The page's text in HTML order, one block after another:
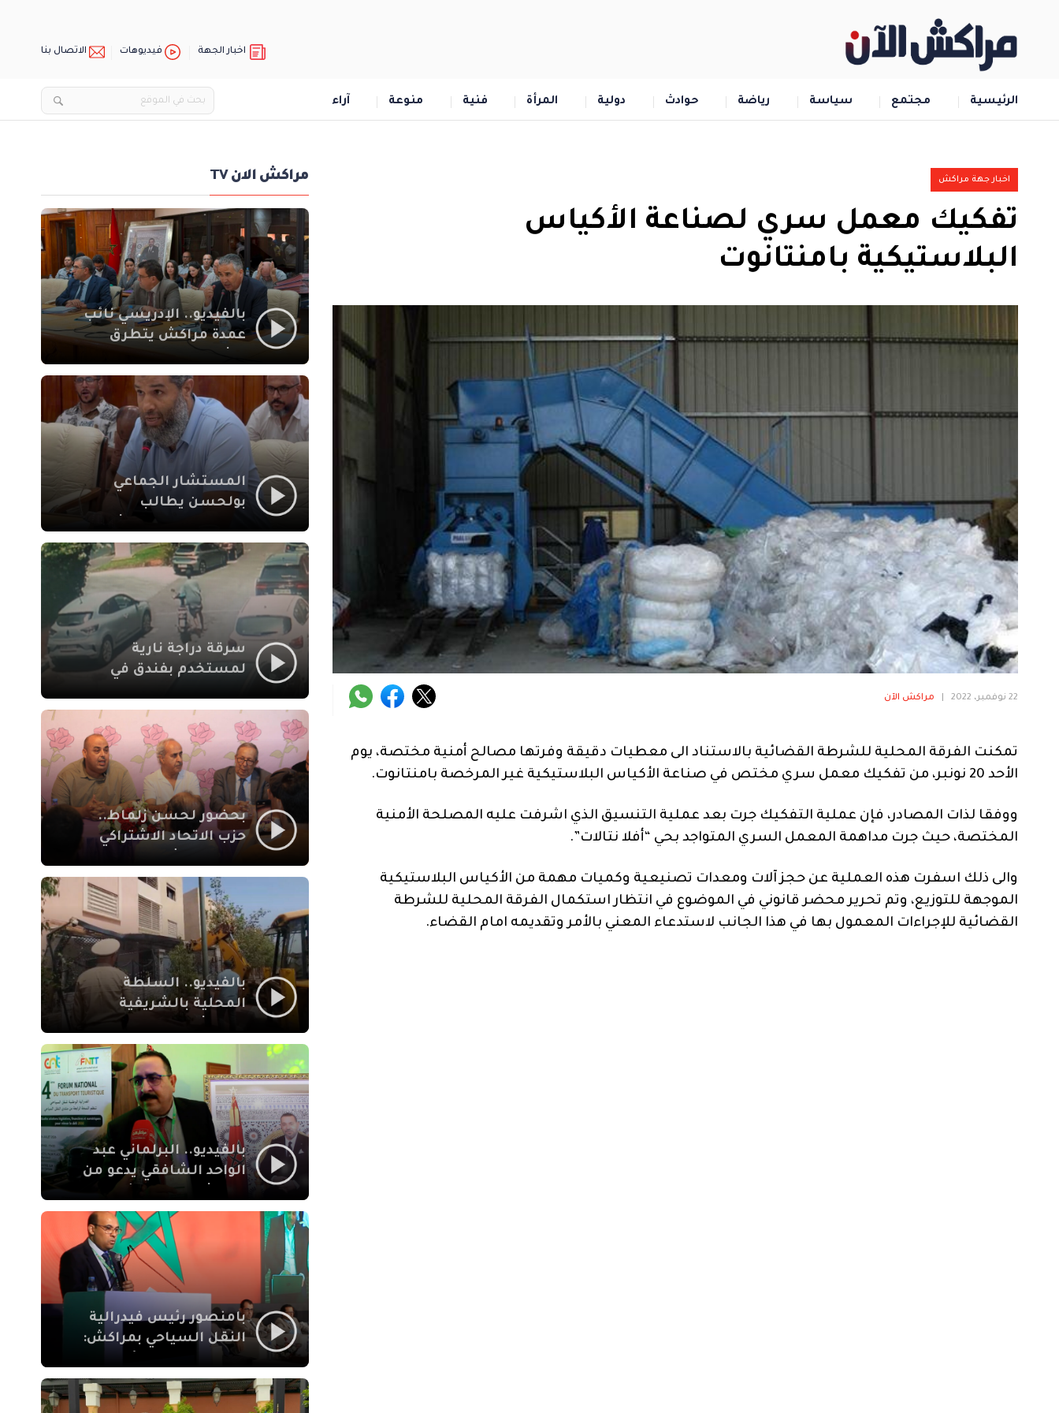
اخبار الجهة فيديوهات الاتصال بنا
الرئيسية مجتمع سياسة رياضة حوادث دولية المرأة فنية منوعة آراء
اخبار جهة مراكش
تفكيك معمل سري لصناعة الأكياس
البلاستيكية بامنتانوت
22 نوفمبر، 2022 مراكش الآن
تمكنت الفرقة المحلية للشرطة القضائية بالاستناد الى معطيات دقيقة وفرتها مصالح أمنية مختصة، يوم
الأحد 20 نونبر، من تفكيك معمل سري مختص في صناعة الأكياس البلاستيكية غير المرخصة بامنتانوت.
ووفقا لذات المصادر، فإن عملية التفكيك جرت بعد عملية التنسيق الذي اشرفت عليه المصلحة الأمنية
المختصة، حيث جرت مداهمة المعمل السري المتواجد بحي “أفلا نتالات”.
والى ذلك اسفرت هذه العملية عن حجز آلات ومعدات تصنيعية وكميات مهمة من الأكياس البلاستيكية
الموجهة للتوزيع، وتم تحرير محضر قانوني في الموضوع في انتظار استكمال الفرقة المحلية للشرطة
القضائية للإجراءات المعمول بها في هذا الجانب لاستدعاء المعني بالأمر وتقديمه امام القضاء.
مراكش الان TV
بالفيديو.. الإدريسي نائب
عمدة مراكش يتطرق
الاجتماعي في نقل
المحطة الطرقية إلى
العزوزية
المستشار الجماعي
بولحسن يطالب
أشغال شارع علال
الفاسي بمراكش
سرقة دراجة نارية
لمستخدم بفندق في
بمراكش
بحضور لحسن زلماط..
حزب الاتحاد الاشتراكي
مقراً بمقاطعة سيدي
يوسف بن علي مراكش
بالفيديو.. السلطة
المحلية بالشريفية
بنايات غير قانونية بإقامة
الإيمان
بالفيديو.. البرلماني عبد
الواحد الشافقي يدعو من
النقل السياحي لمواكبة
بامنصور رئيس فيدرالية
النقل السياحي بمراكش:
والاصلاح التشريعي
ركيزتان أساسيتان لكسب